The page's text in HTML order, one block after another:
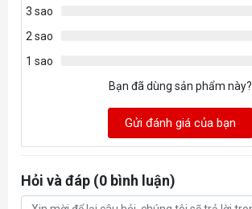
3 sao
2 sao
1 sao
Bạn đã dùng sản phẩm này?
Gửi đánh giá của bạn
Hỏi và đáp (0 bình luận)